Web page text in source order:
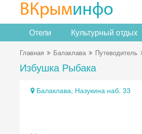
ВКрыминфо
Отели Культурный отдых
Главная Балаклава Путеводитель
Избушка Рыбака
Балаклава, Назукина наб. 33